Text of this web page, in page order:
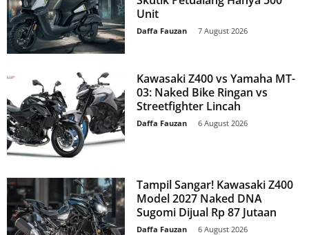
Unit
Daffa Fauzan 7 August 2026
Kawasaki Z400 vs Yamaha MT-
03: Naked Bike Ringan vs
Streetfighter Lincah
Daffa Fauzan 6 August 2026
Tampil Sangar! Kawasaki Z400
Model 2027 Naked DNA
Sugomi Dijual Rp 87 Jutaan
Daffa Fauzan 6 August 2026